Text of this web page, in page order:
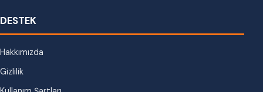
DESTEK
Hakkımızda
Gizlilik